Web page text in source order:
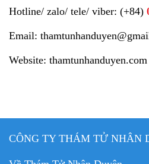
Hotline/ zalo/ tele/ viber: (+84)
Email:
Website: thamtunhanduyen.com
CÔNG TY THÁM TỬ NHÂN